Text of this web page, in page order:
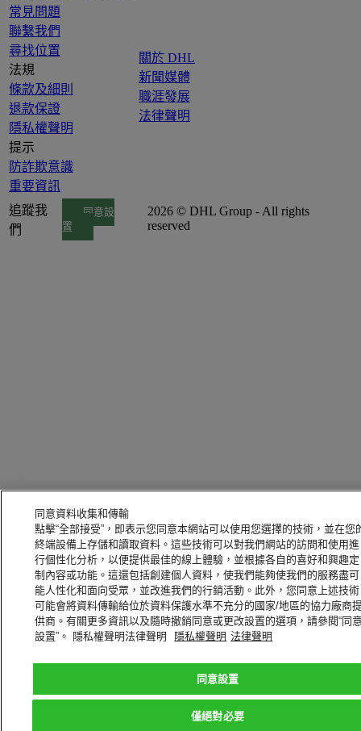
常見問題
聯繫我們
尋找位置
法規
條款及細則
退款保證
隱私權聲明
提示
防詐欺意識
重要資訊
關於 DHL
新聞媒體
職涯發展
法律聲明
追蹤我
們
同意設
置
2026 © DHL Group - All rights
reserved
同意資料收集和傳輸
點擊“全部接受”，即表示您同意本網站可以使用您選擇的技術，並在您
終端設備上存儲和讀取資料。這些技術可以對我們網站的訪問和使用進
行個性化分析，以便提供最佳的線上體驗，並根據各自的喜好和興趣定
制內容或功能。這還包括創建個人資料，使我們能夠使我們的服務盡可
能人性化和面向受眾，並改進我們的行銷活動。此外，您同意上述技術
可能會將資料傳輸給位於資料保護水準不充分的國家/地區的協力廠商
供商。有關更多資訊以及隨時撤銷同意或更改設置的選項，請參閱“同
設置”。 隱私權聲明法律聲明
隱私權聲明 法律聲明
同意設置
僅絕對必要